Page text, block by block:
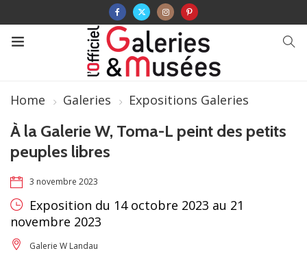
Home Galeries Expositions Galeries
À la Galerie W, Toma-L peint des petits
peuples libres
3 novembre 2023
Exposition du 14 octobre 2023 au 21
novembre 2023
Galerie W Landau